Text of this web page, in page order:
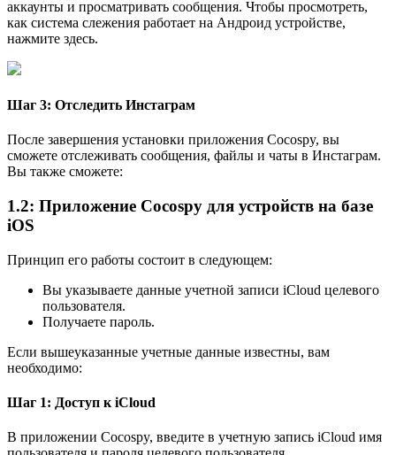
аккаунты и просматривать сообщения. Чтобы просмотреть,
как система слежения работает на Андроид устройстве,
нажмите здесь.
Шаг 3: Отследить Инстаграм
После завершения установки приложения Cocospy, вы
сможете отслеживать сообщения, файлы и чаты в Инстаграм.
Вы также сможете:
1.2: Приложение Cocospy для устройств на базе
iOS
Принцип его работы состоит в следующем:
Вы указываете данные учетной записи iCloud целевого
пользователя.
Получаете пароль.
Если вышеуказанные учетные данные известны, вам
необходимо:
Шаг 1: Доступ к iCloud
В приложении Cocospy, введите в учетную запись iCloud имя